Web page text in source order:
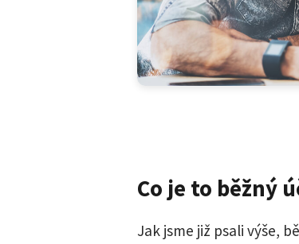
Co je to běžný
Jak jsme již psali výše,